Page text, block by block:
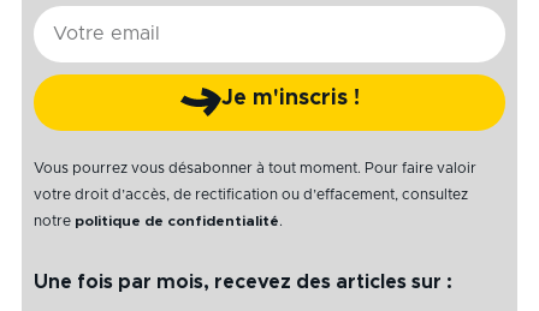
E-
mail
Je m'inscris !
Vous pourrez vous désabonner à tout moment. Pour faire valoir
votre droit d’accès, de rectification ou d’effacement, consultez
notre politique de confidentialité.
Une fois par mois, recevez des articles sur :